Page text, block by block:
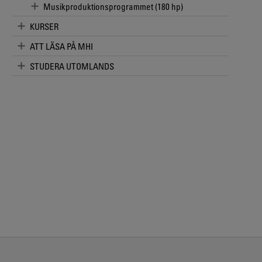
Musikproduktionsprogrammet (180 hp)
KURSER
ATT LÄSA PÅ MHI
STUDERA UTOMLANDS